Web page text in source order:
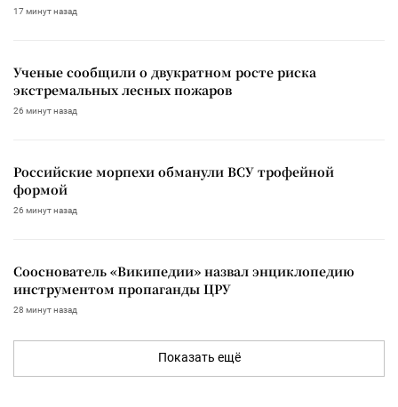
17 минут назад
Ученые сообщили о двукратном росте риска
экстремальных лесных пожаров
26 минут назад
Российские морпехи обманули ВСУ трофейной
формой
26 минут назад
Сооснователь «Википедии» назвал энциклопедию
инструментом пропаганды ЦРУ
28 минут назад
Показать ещё